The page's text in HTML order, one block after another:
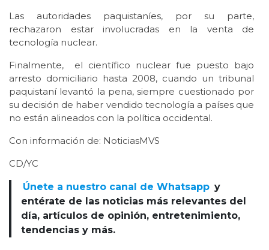
Las autoridades paquistaníes, por su parte,
rechazaron estar involucradas en la venta de
tecnología nuclear.
Finalmente, el científico nuclear fue puesto bajo
arresto domiciliario hasta 2008, cuando un tribunal
paquistaní levantó la pena, siempre cuestionado por
su decisión de haber vendido tecnología a países que
no están alineados con la política occidental.
Con información de: NoticiasMVS
CD/YC
Únete a nuestro canal de Whatsapp y
entérate de las noticias más relevantes del
día, artículos de opinión, entretenimiento,
tendencias y más.